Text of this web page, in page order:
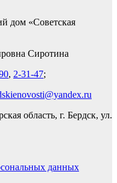
дом «Советская
Сиротина
, 2-31-47;
область, г. Бердск, ул.
данных